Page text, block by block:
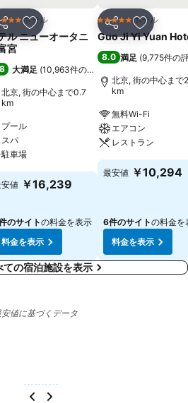
ェア お気に入りに追加
ルのランク
ホテル
ル ニューオータニ
宮
大満足 (10,963件の評価
北京, 街の中心まで0.7
km
プール
スパ
駐車場
値 ￥16,239
のサイトの料金を表示
料金を表示
シェア お気に入
5 ホテルのランク
ホテル
Guo Ji Yi Yuan
8.0 満足 (9,775件の
北京, 街の中心まで
km
無料Wi-Fi
エアコン
レストラン
最安値 ￥10,294
6件のサイトの料金を
料金を表示
ての宿泊施設を表示
値に基づくデータ